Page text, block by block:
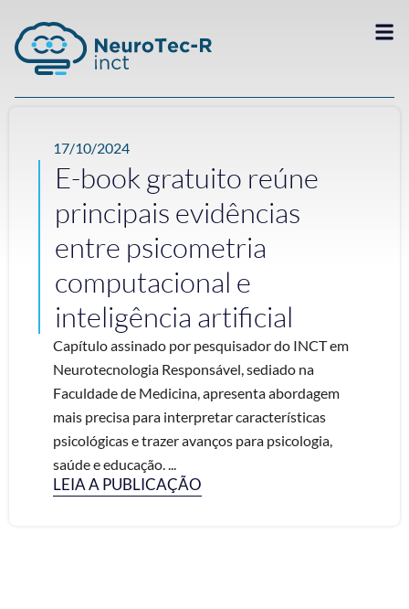
17/10/2024
E-book gratuito reúne
principais evidências
entre psicometria
computacional e
inteligência artificial
Capítulo assinado por pesquisador do INCT em
Neurotecnologia Responsável, sediado na
Faculdade de Medicina, apresenta abordagem
mais precisa para interpretar características
psicológicas e trazer avanços para psicologia,
saúde e educação. ...
LEIA A PUBLICAÇÃO